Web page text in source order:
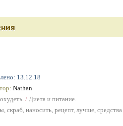
13.12.18
Nathan
/ Диета и питание.
, скраб, наносить, рецепт, лучше, средства